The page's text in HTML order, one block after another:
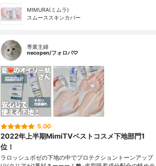
MIMURA(ミムラ)
スムーススキンカバー
専業主婦
necopen/フォロバ♡
5.00
2022年上半期MimiTVベストコスメ下地部門1
位！
ラロッシュポゼの下地の中でプロテクショントーンアップ